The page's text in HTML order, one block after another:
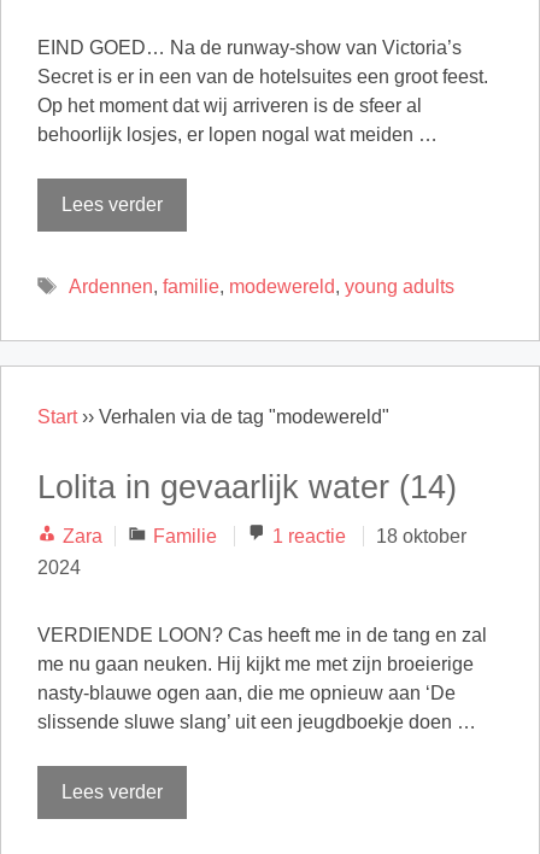
EIND GOED… Na de runway-show van Victoria’s
Secret is er in een van de hotelsuites een groot feest.
Op het moment dat wij arriveren is de sfeer al
behoorlijk losjes, er lopen nogal wat meiden …
Lees verder
Tags
Ardennen, familie, modewereld, young adults
Start›› Verhalen via de tag "modewereld"
Lolita in gevaarlijk water (14)
Zara Categorieën
Familie 1 reactie
18 oktober
2024
VERDIENDE LOON? Cas heeft me in de tang en zal
me nu gaan neuken. Hij kijkt me met zijn broeierige
nasty-blauwe ogen aan, die me opnieuw aan ‘De
slissende sluwe slang’ uit een jeugdboekje doen …
Lees verder